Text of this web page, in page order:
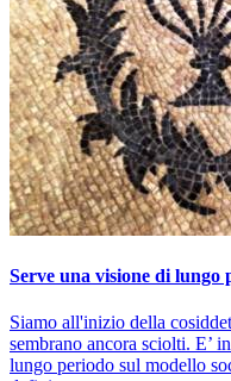
Serve una visione di lungo
Siamo all'inizio della
sembrano ancora sciolti. E’
lungo periodo sul modello